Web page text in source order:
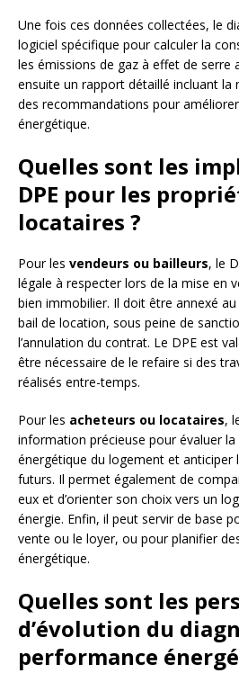
Une fois ces données collectées, le
logiciel spécifique pour calculer la
les émissions de gaz à effet de serre
ensuite un rapport détaillé incluant
des recommandations pour
énergétique.
Quelles sont les
DPE pour les
locataires ?
Pour les vendeurs ou bailleurs, le
légale à respecter lors de la mise en
bien immobilier. Il doit être annexé
bail de location, sous peine de
l’annulation du contrat. Le DPE est
être nécessaire de le refaire si des
réalisés entre-temps.
Pour les acheteurs ou locataires,
information précieuse pour évaluer
énergétique du logement et anticiper
futurs. Il permet également de
eux et d’orienter son choix vers un
énergie. Enfin, il peut servir de base
vente ou le loyer, ou pour planifier
énergétique.
Quelles sont les
d’évolution du
performance